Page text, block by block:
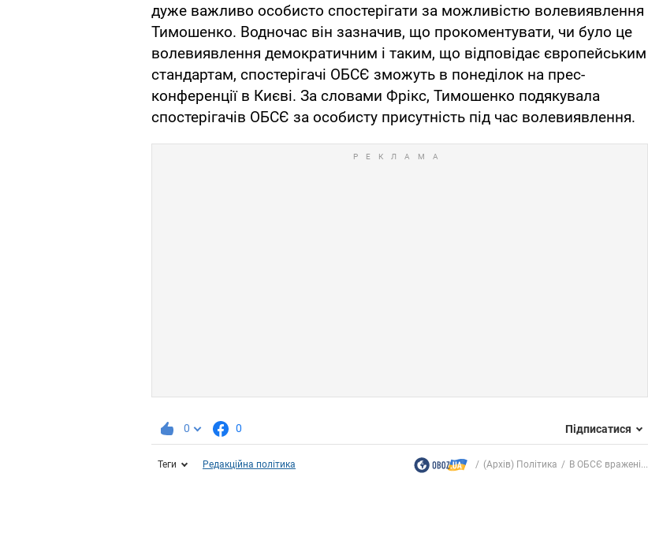
дуже важливо особисто спостерігати за можливістю волевиявлення
Тимошенко. Водночас він зазначив, що прокоментувати, чи було це
волевиявлення демократичним і таким, що відповідає європейським
стандартам, спостерігачі ОБСЄ зможуть в понеділок на прес-
конференції в Києві. За словами Фрікс, Тимошенко подякувала
спостерігачів ОБСЄ за особисту присутність під час волевиявлення.
0 0 Підписатися
Теги Редакційна політика (Архів) Політика В ОБСЄ вражені...